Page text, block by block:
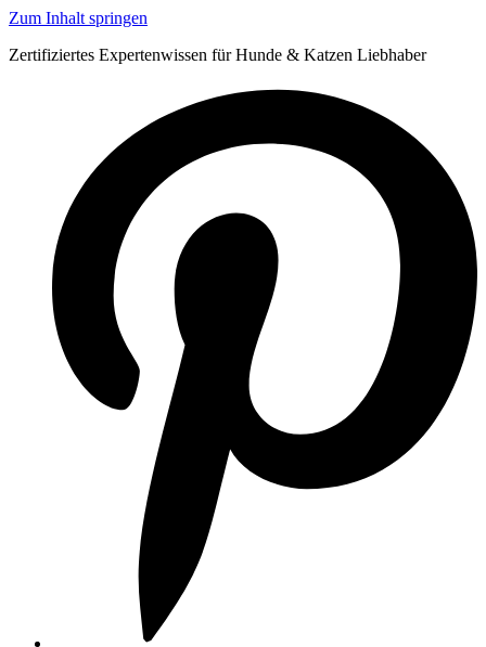
Zum Inhalt springen
Zertifiziertes Expertenwissen für Hunde & Katzen Liebhaber